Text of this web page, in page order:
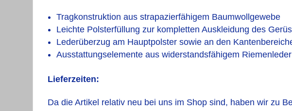
Tragkonstruktion aus strapazierfähigem Baumwollgewebe
Leichte Polsterfüllung zur kompletten Auskleidung des
Lederüberzug am Hauptpolster sowie an den
Ausstattungselemente aus widerstandsfähigem Riemenleder
Lieferzeiten:
Da die Artikel relativ neu bei uns im Shop sind, haben wir zu